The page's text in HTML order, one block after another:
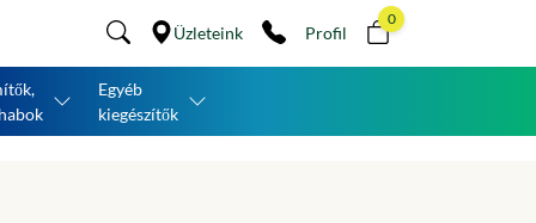
Üzleteink Profil
0
Egyéb
kiegészítők